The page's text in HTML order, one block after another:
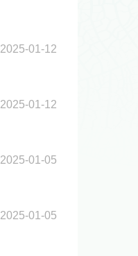
2025-01-12
2025-01-12
2025-01-05
2025-01-05